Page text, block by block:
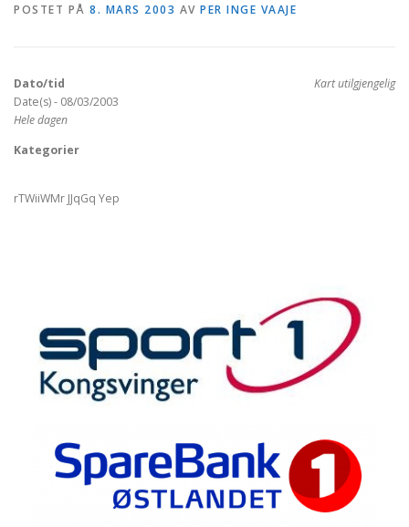
OM GRANLI INFO
POSTET PÅ 8. MARS 2003 AV PER INGE VAAJE
Kart utilgjengelig
Dato/tid
Date(s) - 08/03/2003
Hele dagen
Kategorier
rTWiiWMr JJqGq Yep